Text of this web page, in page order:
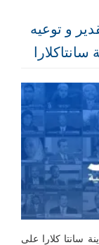
و توعيه
2018 عرضت مدينة سانتا كلارا على